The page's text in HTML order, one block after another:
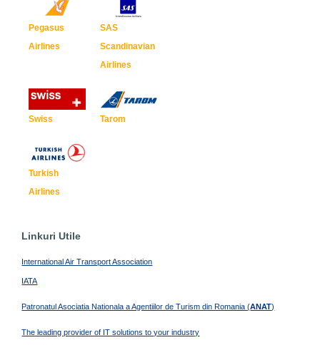
Pegasus
Airlines
SAS
Scandinavian
Airlines
Swiss Tarom
Turkish
Airlines
Linkuri Utile
International Air Transport Association
IATA
Patronatul Asociatia Nationala a Agentiilor de Turism din Romania (ANAT)
The leading provider of IT solutions to your industry